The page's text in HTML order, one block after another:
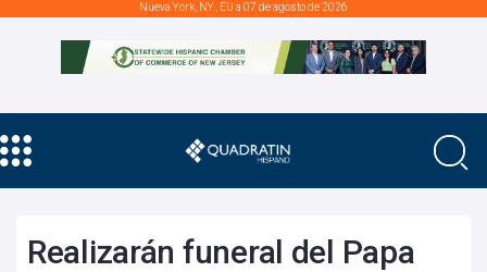
Nueva York, NY., EU a 07 de agosto de 2026
Realizarán funeral del Papa